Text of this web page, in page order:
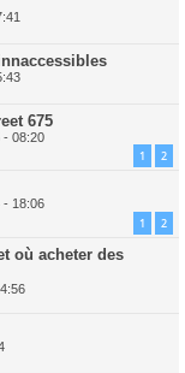
675
- 08:20
1 2
- 18:06
1 2
où acheter des